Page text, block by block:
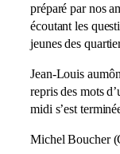
préparé par nos
écoutant les
jeunes des
Jean-Louis
repris des mots
midi s’est
Michel Boucher